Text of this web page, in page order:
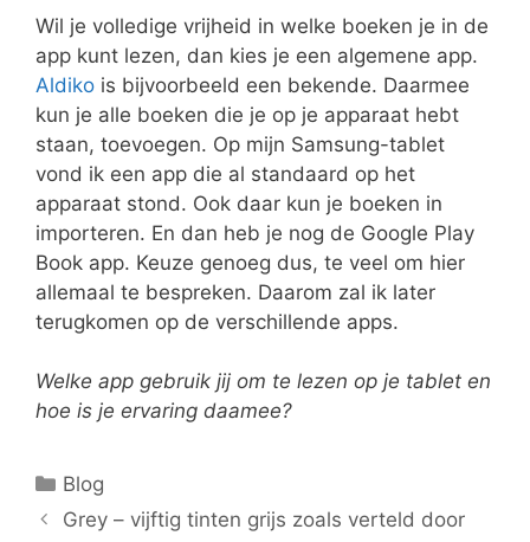
Wil je volledige vrijheid in welke boeken je in de
app kunt lezen, dan kies je een algemene app.
Aldiko is bijvoorbeeld een bekende. Daarmee
kun je alle boeken die je op je apparaat hebt
staan, toevoegen. Op mijn Samsung-tablet
vond ik een app die al standaard op het
apparaat stond. Ook daar kun je boeken in
importeren. En dan heb je nog de Google Play
Book app. Keuze genoeg dus, te veel om hier
allemaal te bespreken. Daarom zal ik later
terugkomen op de verschillende apps.
Welke app gebruik jij om te lezen op je tablet en
hoe is je ervaring daamee?
Categorieën
Blog
Grey – vijftig tinten grijs zoals verteld door